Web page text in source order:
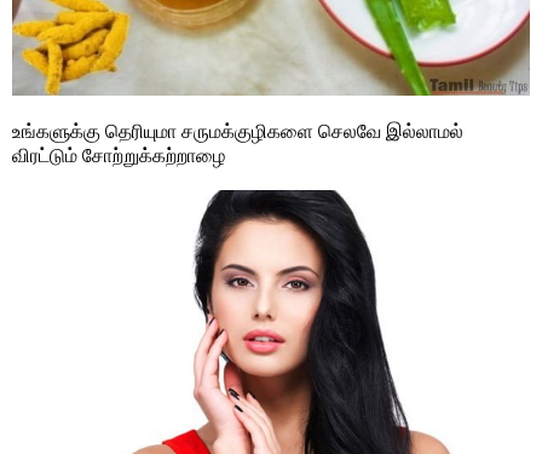
உங்களுக்கு தெரியுமா சருமக்குழிகளை செலவே இல்லாமல்
விரட்டும் சோற்றுக்கற்றாழை